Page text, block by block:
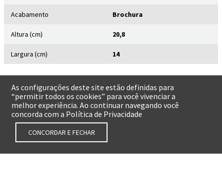
As configurações deste site estão definidas para
“permitir todos os cookies” para você vivenciar a
melhor experiência. Ao continuar navegando você
concorda com a Política de Privacidade
CONCORDAR E FECHAR
Acabamento Brochura
Altura (cm) 20,8
Largura (cm) 14
Gente fazendo livros. Livros fazendo Gente
Assine nossa newsletter